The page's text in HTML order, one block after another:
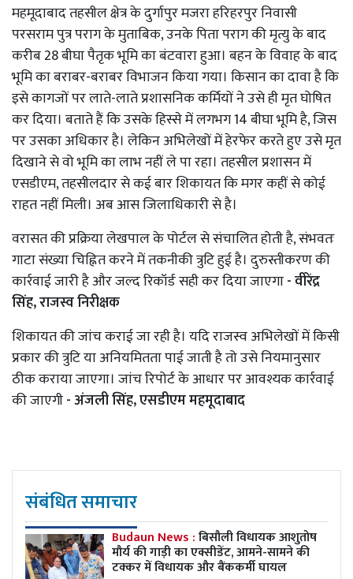
महमूदाबाद तहसील क्षेत्र के दुर्गापुर मजरा हरिहरपुर निवासी
परसराम पुत्र पराग के मुताबिक, उनके पिता पराग की मृत्यु के बाद
करीब 28 बीघा पैतृक भूमि का बंटवारा हुआ। बहन के विवाह के बाद
भूमि का बराबर-बराबर विभाजन किया गया। किसान का दावा है कि
इसे कागजों पर लाते-लाते प्रशासनिक कर्मियों ने उसे ही मृत घोषित
कर दिया। बताते हैं कि उसके हिस्से में लगभग 14 बीघा भूमि है, जिस
पर उसका अधिकार है। लेकिन अभिलेखों में हेरफेर करते हुए उसे मृत
दिखाने से वो भूमि का लाभ नहीं ले पा रहा। तहसील प्रशासन में
एसडीएम, तहसीलदार से कई बार शिकायत कि मगर कहीं से कोई
राहत नहीं मिली। अब आस जिलाधिकारी से है।
वरासत की प्रक्रिया लेखपाल के पोर्टल से संचालित होती है, संभवतः
गाटा संख्या चिह्नित करने में तकनीकी त्रुटि हुई है। दुरुस्तीकरण की
कार्रवाई जारी है और जल्द रिकॉर्ड सही कर दिया जाएगा- वीरेंद्र
सिंह, राजस्व निरीक्षक
शिकायत की जांच कराई जा रही है। यदि राजस्व अभिलेखों में किसी
प्रकार की त्रुटि या अनियमितता पाई जाती है तो उसे नियमानुसार
ठीक कराया जाएगा। जांच रिपोर्ट के आधार पर आवश्यक कार्रवाई
की जाएगी- अंजली सिंह, एसडीएम महमूदाबाद
संबंधित समाचार
Budaun News :बिसौली विधायक आशुतोष
मौर्य की गाड़ी का एक्सीडेंट, आमने-सामने की
टक्कर में विधायक और बैंककर्मी घायल